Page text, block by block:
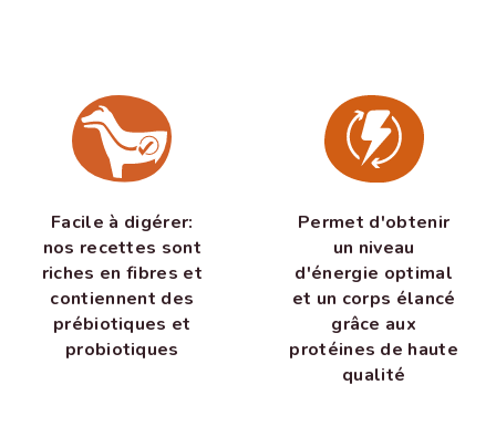
Facile à digérer:
nos recettes sont
riches en fibres et
contiennent des
prébiotiques et
probiotiques
Permet d'obtenir
un niveau
d'énergie optimal
et un corps élancé
grâce aux
protéines de haute
qualité